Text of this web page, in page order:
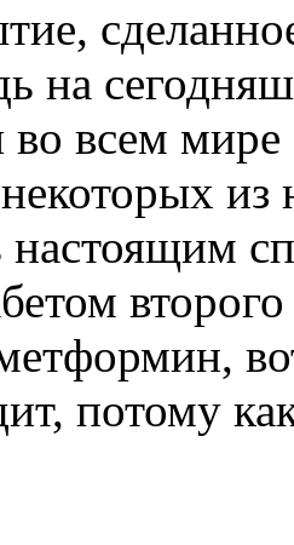
на
во всем
из
настоящим
потому